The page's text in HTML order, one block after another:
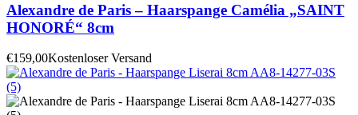
Alexandre de Paris – Haarspange Camélia „SAINT
HONORÉ“ 8cm
€159,00Kostenloser Versand